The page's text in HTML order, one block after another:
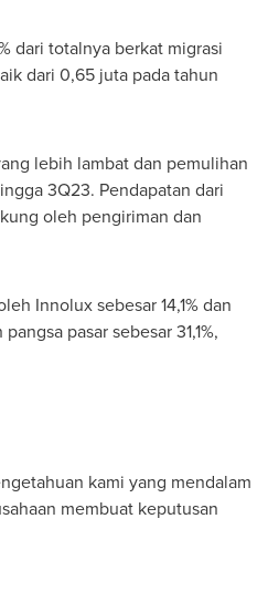
dari totalnya berkat migrasi
dari 0,65 juta pada tahun
lebih lambat dan pemulihan
3Q23. Pendapatan dari
oleh pengiriman dan
Innolux sebesar 14,1% dan
pasar sebesar 31,1%,
kami yang mendalam
membuat keputusan